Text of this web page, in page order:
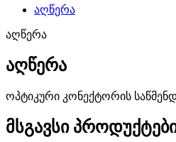
აღწერა
აღწერა
აღწერა
ოპტიკური კონექტორის
მსგავსი